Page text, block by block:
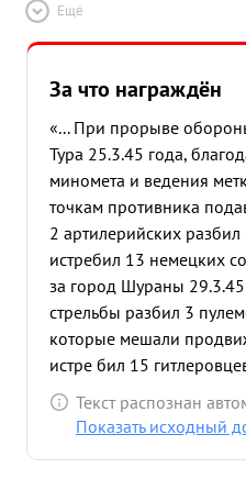
Ещё
За что награждён
«... При прорыве
Тура 25.3.45 года,
миномета и ведения
точкам противника
2 артилерийских
истребил 13 немецких
за город Шураны
стрельбы разбил 3
которые мешали
истре бил 15
Текст распознан
Показать исходный